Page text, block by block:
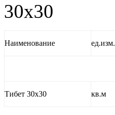
30х30
Наименование ед.изм.
Тибет 30х30 кв.м